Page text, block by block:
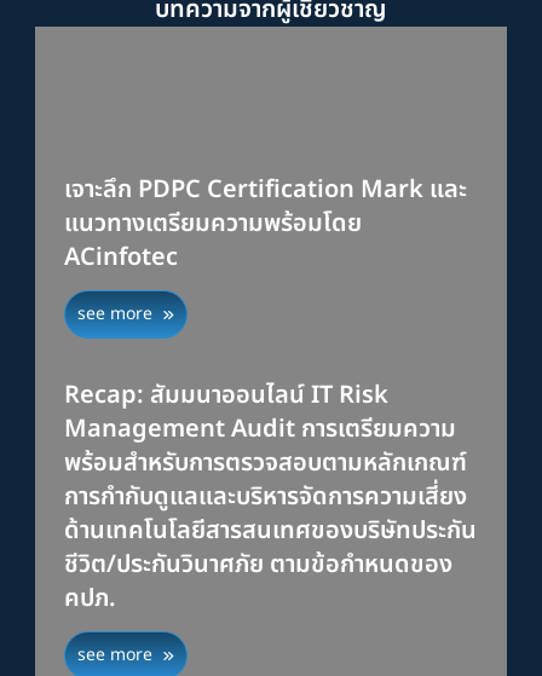
บทความจากผู้เชี่ยวชาญ
เจาะลึก PDPC Certification Mark และ
แนวทางเตรียมความพร้อมโดย
ACinfotec
see more
Recap: สัมมนาออนไลน์ IT Risk
Management Audit การเตรียมความ
พร้อมสำหรับการตรวจสอบตามหลักเกณฑ์
การกำกับดูแลและบริหารจัดการความเสี่ยง
ด้านเทคโนโลยีสารสนเทศของบริษัทประกัน
ชีวิต/ประกันวินาศภัย ตามข้อกำหนดของ
คปภ.
see more